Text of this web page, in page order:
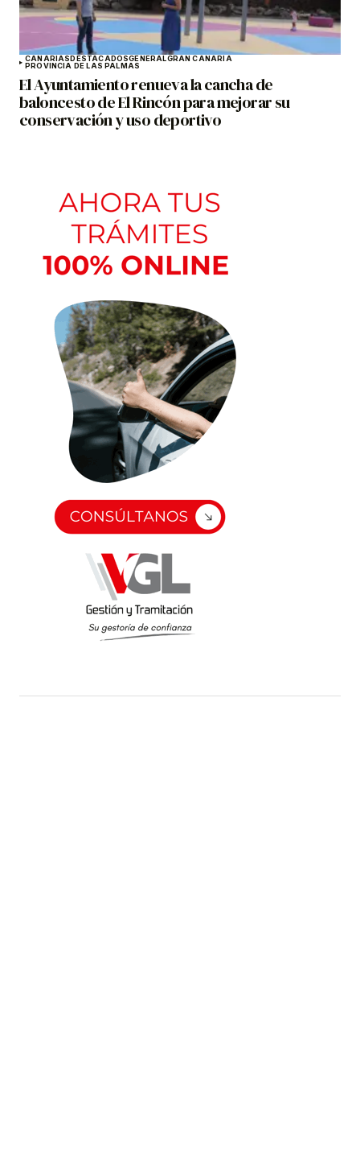
CANARIASDESTACADOSGENERALGRAN CANARIA
PROVINCIA DE LAS PALMAS
El Ayuntamiento renueva la cancha de
baloncesto de El Rincón para mejorar su
conservación y uso deportivo